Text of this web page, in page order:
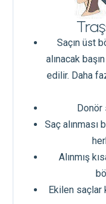
Saçın üst
alınacak
edilir. Daha
Donör
Saç alınması
Alınmış
Ekilen saçlar